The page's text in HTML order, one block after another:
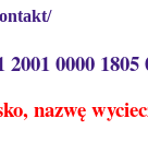
2001 0000 1805
nazwę